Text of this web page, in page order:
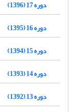
دوره 17 (1396)
دوره 16 (1395)
دوره 15 (1394)
دوره 14 (1393)
دوره 13 (1392)